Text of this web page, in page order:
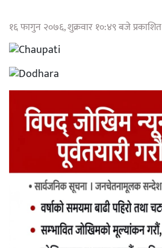
१६ फागुन २०७६, शुक्रवार १०:४९ बजे प्रकाशित